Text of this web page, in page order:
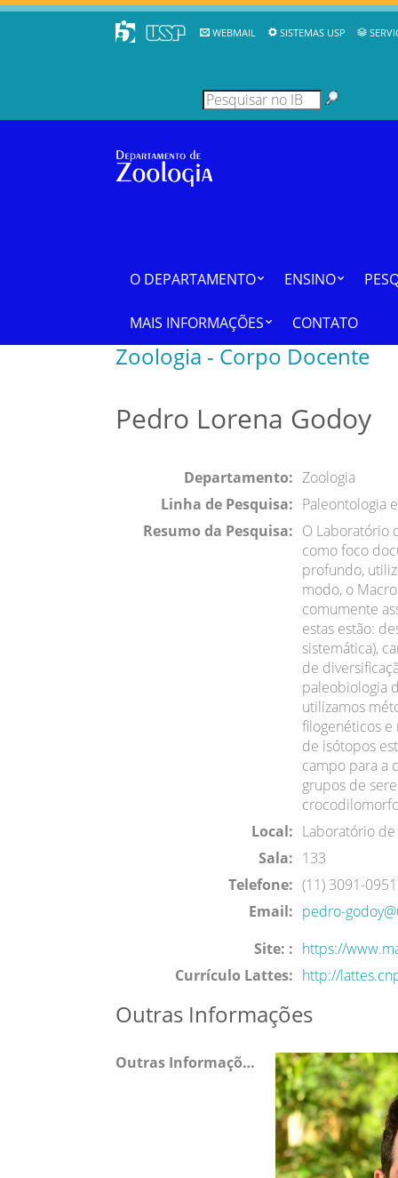
WEBMAIL SISTEMAS USP
O DEPARTAMENTO ENSINO
MAIS INFORMAÇÕES CONTATO
Zoologia - Corpo Docente
Pedro Lorena Godoy
Departamento: Zoologia
Linha de Pesquisa: Paleontologia
Resumo da Pesquisa: O Laboratório
como foco
profundo,
modo, o
comumente
estas estão:
sistemática),
de
paleobiologia
utilizamos
filogenéticos e
de isótopos
campo para a
grupos de
Local: Laboratório
Sala: 133
Telefone: (11) 3091-0951
Email: pedro-
Site: : https://
Currículo Lattes: http://
Outras Informações
Outras Informações: